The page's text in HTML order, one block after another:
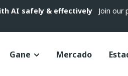
AI safely & effectively
Join our
Gane Mercado